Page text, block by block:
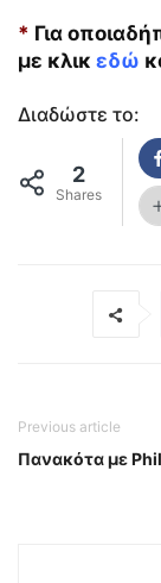
* Για
με κλικ εδώ
Διαδώστε το:
2
Shares
Previous article
Πανακότα με